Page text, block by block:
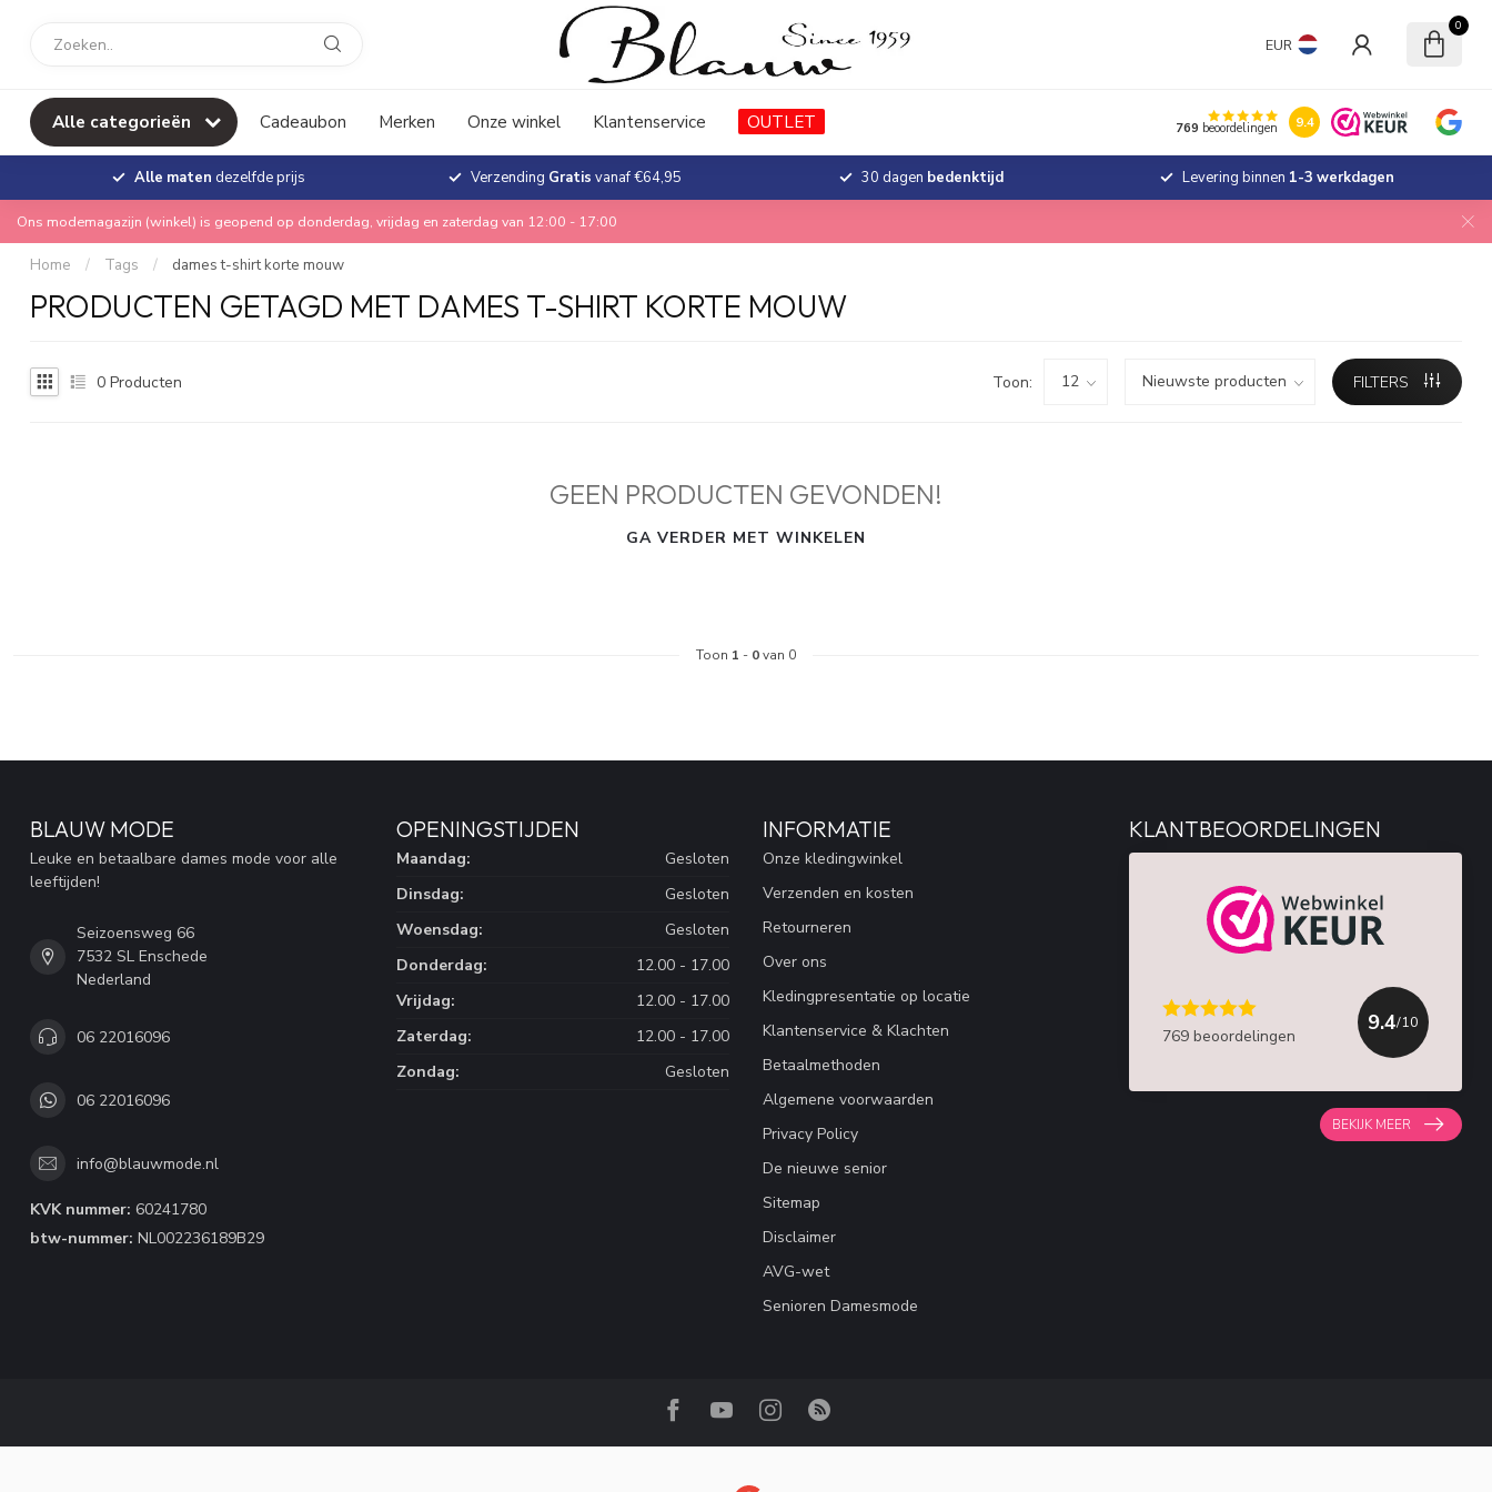
EUR
0
Alle categorieën Cadeaubon Merken Onze winkel Klantenservice OUTLET 769 beoordelingen 9.4
Alle maten dezelfde prijs Verzending Gratis vanaf €64,95 30 dagen bedenktijd Levering binnen 1-3 werkdagen
Ons modemagazijn (winkel) is geopend op donderdag, vrijdag en zaterdag van 12:00 - 17:00
Home / Tags / dames t-shirt korte mouw
PRODUCTEN GETAGD MET DAMES T-SHIRT KORTE MOUW
0 Producten Toon: FILTERS
GEEN PRODUCTEN GEVONDEN!
GA VERDER MET WINKELEN
Toon 1 - 0van 0
BLAUW MODE
Leuke en betaalbare dames mode voor alle
leeftijden!
Seizoensweg 66
7532 SL Enschede
Nederland
06 22016096
06 22016096
info@blauwmode.nl
KVK nummer: 60241780
btw-nummer: NL002236189B29
OPENINGSTIJDEN
Maandag:
Gesloten
Dinsdag:
Gesloten
Woensdag:
Gesloten
Donderdag:
12.00 - 17.00
Vrijdag:
12.00 - 17.00
Zaterdag:
12.00 - 17.00
Zondag:
Gesloten
INFORMATIE
Onze kledingwinkel
Verzenden en kosten
Retourneren
Over ons
Kledingpresentatie op locatie
Klantenservice & Klachten
Betaalmethoden
Algemene voorwaarden
Privacy Policy
De nieuwe senior
Sitemap
Disclaimer
AVG-wet
Senioren Damesmode
KLANTBEOORDELINGEN
769 beoordelingen
9.4/10
BEKIJK MEER